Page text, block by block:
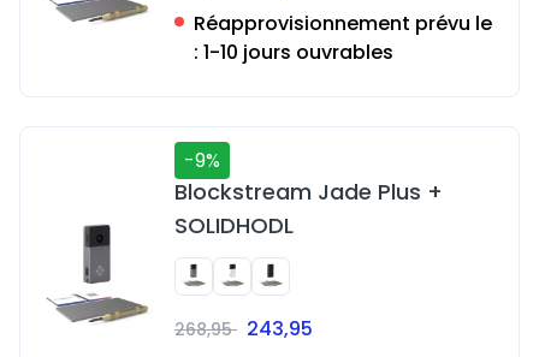
Réapprovisionnement prévu le
: 1-10 jours ouvrables
-9%
Blockstream Jade Plus +
SOLIDHODL
268,95 243,95